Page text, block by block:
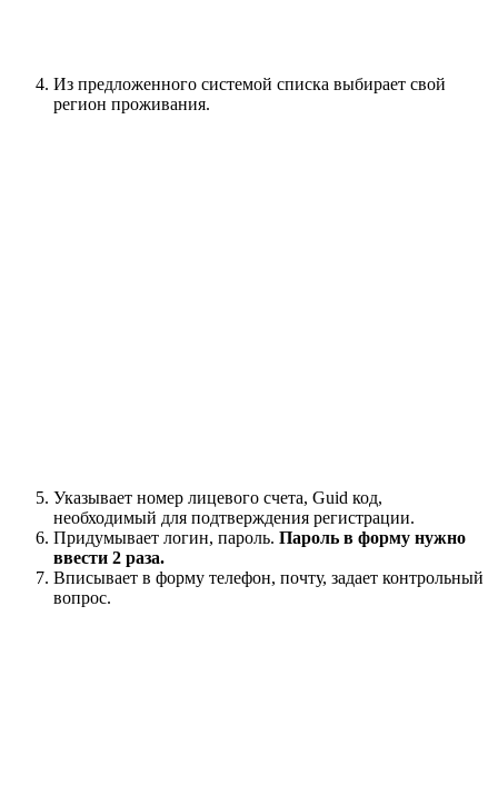
Из предложенного системой списка выбирает свой
регион проживания.
Указывает номер лицевого счета, Guid код,
необходимый для подтверждения регистрации.
Придумывает логин, пароль. Пароль в форму нужно
ввести 2 раза.
Вписывает в форму телефон, почту, задает контрольный
вопрос.